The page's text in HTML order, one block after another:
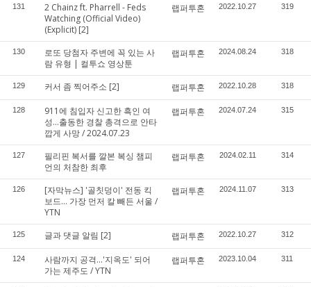
131
2 Chainz ft. Pharrell - Feds
Watching (Official Video)
(Explicit) [2]
랩퍼투혼 2022.10.27 319
130
로또 당첨자 주변에 꼭 있는 사
람 유형 | 컬투쇼 영상툰
랩퍼투혼 2024.08.24 318
129 커서 좀 찍어주소 [2] 랩퍼투혼 2022.10.28 318
128
911에 침입자 신고한 흑인 여
성…출동한 경찰 총격으로 안타
깝게 사망 / 2024.07.23
랩퍼투혼 2024.07.24 315
127
필리핀 복서를 깔본 복싱 챔피
언의 처참한 최후
랩퍼투혼 2024.02.11 314
126
[자막뉴스] '골칫덩이' 전동 킥
보드... 가장 먼저 칼 빼든 서울 /
YTN
랩퍼투혼 2024.11.07 313
125 글과 댓글 알림 [2] 랩퍼투혼 2022.10.27 312
124
사람까지 공격...'지옥도' 되어
가는 제주도 / YTN
랩퍼투혼 2023.10.04 311